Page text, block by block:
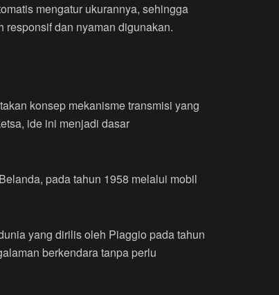
mengatur ukurannya, sehingga
responsif dan nyaman digunakan.
konsep mekanisme transmisi yang
ide ini menjadi dasar
pada tahun 1958 melalui mobil
yang dirilis oleh Piaggio pada tahun
berkendara tanpa perlu